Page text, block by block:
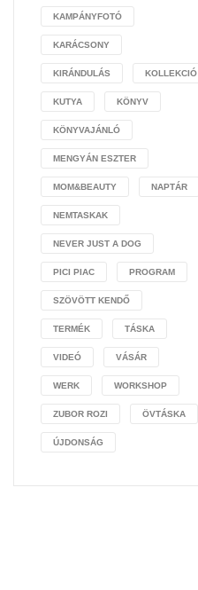
KAMPÁNYFOTÓ
KARÁCSONY
KIRÁNDULÁS KOLLEKCIÓ
KUTYA KÖNYV
KÖNYVAJÁNLÓ
MENGYÁN ESZTER
MOM&BEAUTY NAPTÁR
NEMTASKAK
NEVER JUST A DOG
PICI PIAC PROGRAM
SZÖVÖTT KENDŐ
TERMÉK TÁSKA
VIDEÓ VÁSÁR
WERK WORKSHOP
ZUBOR ROZI ÖVTÁSKA
ÚJDONSÁG